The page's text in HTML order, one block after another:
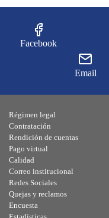
Facebook
Email
Régimen legal
Contratación
Rendición de cuentas
Pago virtual
Calidad
Correo institucional
Redes Sociales
Quejas y reclamos
Encuesta